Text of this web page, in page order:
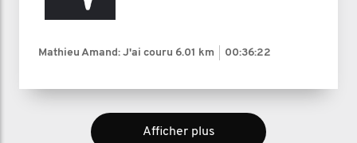
Mathieu Amand: J'ai couru 6.01 km 00:36:22
Afficher plus